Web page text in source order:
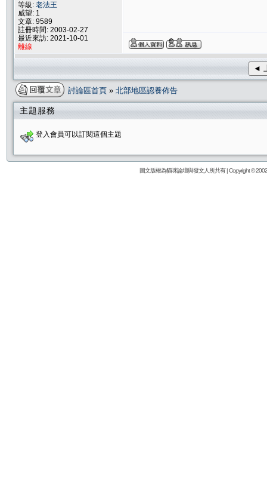
等級: 老法王
威望: 1
文章: 9589
註冊時間: 2003-02-27
最近來訪: 2021-10-01
離線
◄
討論區首頁 » 北部地區認養佈告
主題服務
登入會員可以訂閱這個主題
圖文版權為貓咪論壇與發文人所共有 | Copyright ©